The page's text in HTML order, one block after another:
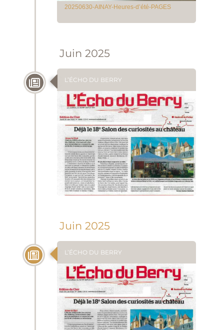
20250630-AINAY-Heures-d’été-PAGES
Juin 2025
L’ÉCHO DU BERRY
Juin 2025
L’ÉCHO DU BERRY